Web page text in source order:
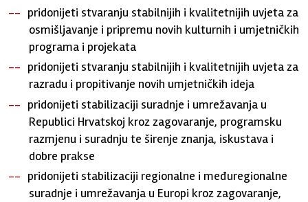
pridonijeti stvaranju stabilnijih i kvalitetnijih uvjeta za
osmišljavanje i pripremu novih kulturnih i umjetničkih
programa i projekata
pridonijeti stvaranju stabilnijih i kvalitetnijih uvjeta za
razradu i propitivanje novih umjetničkih ideja
pridonijeti stabilizaciji suradnje i umrežavanja u
Republici Hrvatskoj kroz zagovaranje, programsku
razmjenu i suradnju te širenje znanja, iskustava i
dobre prakse
pridonijeti stabilizaciji regionalne i međuregionalne
suradnje i umrežavanja u Europi kroz zagovaranje,